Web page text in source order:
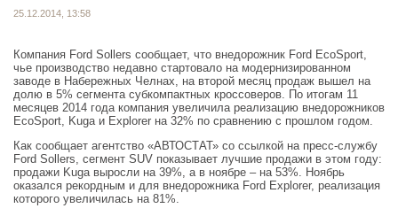
25.12.2014, 13:58
Компания Ford Sollers сообщает, что внедорожник Ford EcoSport,
чье производство недавно стартовало на модернизированном
заводе в Набережных Челнах, на второй месяц продаж вышел на
долю в 5% сегмента субкомпактных кроссоверов. По итогам 11
месяцев 2014 года компания увеличила реализацию внедорожников
EcoSport, Kuga и Explorer на 32% по сравнению с прошлом годом.
Как сообщает агентство «АВТОСТАТ» со ссылкой на пресс-службу
Ford Sollers, сегмент SUV показывает лучшие продажи в этом году:
продажи Kuga выросли на 39%, а в ноябре – на 53%. Ноябрь
оказался рекордным и для внедорожника Ford Explorer, реализация
которого увеличилась на 81%.